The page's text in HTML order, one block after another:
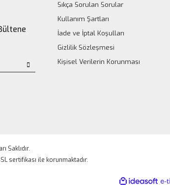
Sıkça Sorulan Sorular
Kullanım Şartları
İade ve İptal Koşulları
Gizlilik Sözleşmesi
Kişisel Verilerin Korunması
Saklıdır.
sertifikası ile korunmaktadır.